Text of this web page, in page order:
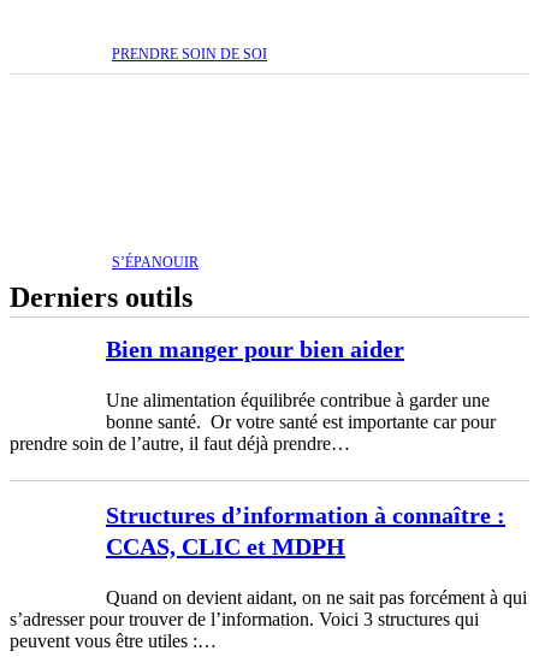
PRENDRE SOIN DE SOI
S’ÉPANOUIR
Derniers outils
Bien manger pour bien aider
Une alimentation équilibrée contribue à garder une
bonne santé. Or votre santé est importante car pour
prendre soin de l’autre, il faut déjà prendre…
Structures d’information à connaître :
CCAS, CLIC et MDPH
Quand on devient aidant, on ne sait pas forcément à qui
s’adresser pour trouver de l’information. Voici 3 structures qui
peuvent vous être utiles :…